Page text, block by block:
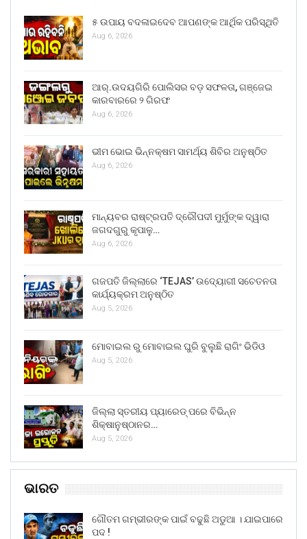
୫ ଉପାୟ ବଦଳାଇଦେବ ଆପଣଙ୍କ ଆର୍ଥିକ ପରିସ୍ଥିତି
Aug 6, 2026
ଆର୍.ଉଦୟଗିରି ପୋଲିସର ବଡ଼ ସଫଳତା, ଗଞ୍ଜେଇ
କାରବାରରେ ୨ ଗିରଫ
Aug 6, 2026
ଭୀମ ଭୋଇ ଭିନ୍ନକ୍ଷମ ସାମର୍ଥ୍ୟ ଶିବିର ଅନୁଷ୍ଠିତ
Aug 6, 2026
ମାନ୍ୟବର ରାଷ୍ଟ୍ରପତି ଦ୍ରୌପଦୀ ମୁର୍ମୁଙ୍କ ଦ୍ୱାରା
ଜଗଦଗୁରୁ କୃପାଳୁ…
Aug 6, 2026
ଗଜପତି ଜିଲ୍ଲାରେ ‘TEJAS’ ଉଦ୍ୟୋଗୀ ସଚେତନତା
କାର୍ଯ୍ୟକ୍ରମ ଅନୁଷ୍ଠିତ
Aug 5, 2026
ମୋବାଇଲ ରୁ ମୋବାଇଲ ଘୁରି ବୁଲୁଛି ରାଗିଂ ଭିଡିଓ
Aug 5, 2026
ଜିଲ୍ଲା ସ୍ତରୀୟ ପ୍ୟାରେଡ୍ ପରେ ବିଭିନ୍ନ
ଶିକ୍ଷାନୁଷ୍ଠାନର…
Aug 5, 2026
ଭାରତ
ଗୌତମ ଗମ୍ଭୀରଙ୍କ ପାଇଁ ବଢୁଛି ଅଡୁଆ । ଯାଇପାରେ
ପଦ !